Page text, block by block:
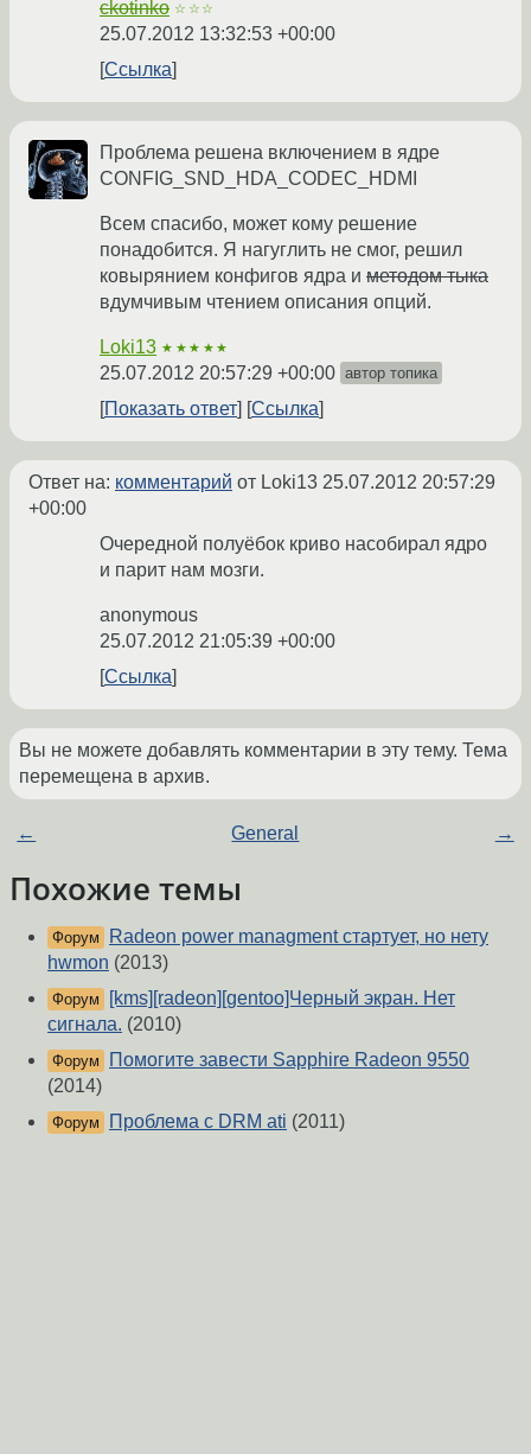
ckotinko ☆☆☆
25.07.2012 13:32:53 +00:00
Ссылка
Проблема решена включением в ядре
CONFIG_SND_HDA_CODEC_HDMI
Всем спасибо, может кому решение
понадобится. Я нагуглить не смог, решил
ковырянием конфигов ядра и методом тыка
вдумчивым чтением описания опций.
Loki13 ★★★★★
25.07.2012 20:57:29 +00:00 автор топика
Показать ответ Ссылка
Ответ на: комментарий от Loki13 25.07.2012 20:57:29
+00:00
Очередной полуёбок криво насобирал ядро
и парит нам мозги.
anonymous
25.07.2012 21:05:39 +00:00
Ссылка
Вы не можете добавлять комментарии в эту тему. Тема
перемещена в архив.
← General →
Похожие темы
Форум
Radeon power managment стартует, но нету
hwmon (2013)
Форум
[kms][radeon][gentoo]Черный экран. Нет
сигнала. (2010)
Форум
Помогите завести Sapphire Radeon 9550
(2014)
Форум Проблема с DRM ati (2011)